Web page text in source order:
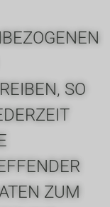
SO
ZUM